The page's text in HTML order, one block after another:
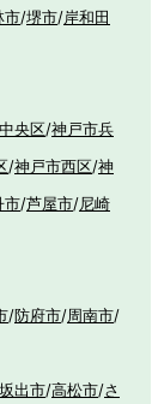
市/堺市/岸和田
央区/神戸市兵
/神戸市西区/神
市/芦屋市/尼崎
/防府市/周南市/
坂出市/高松市/さ